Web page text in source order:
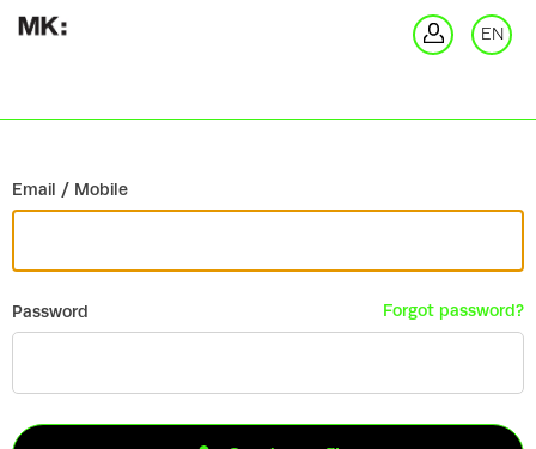
EN
Email / Mobile
Password Forgot password?